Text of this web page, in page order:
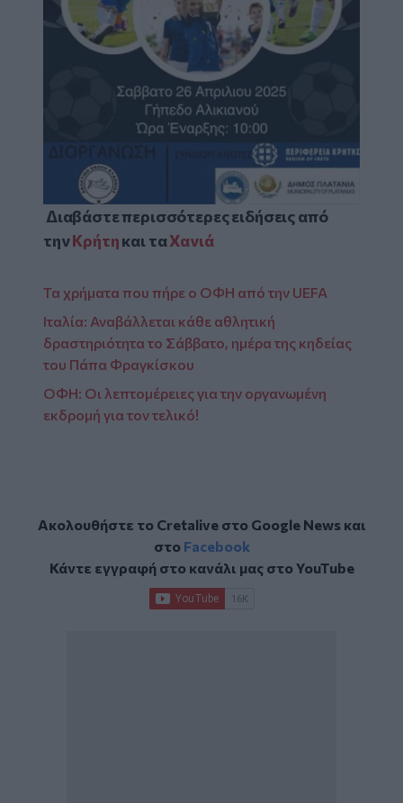
Διαβάστε περισσότερες ειδήσεις από
τηνΚρήτηκαι ταΧανιά
Τα χρήματα που πήρε ο ΟΦΗ από την UEFA
Ιταλία: Αναβάλλεται κάθε αθλητική
δραστηριότητα το Σάββατο, ημέρα της κηδείας
του Πάπα Φραγκίσκου
ΟΦΗ: Οι λεπτομέρειες για την οργανωμένη
εκδρομή για τον τελικό!
Ακολουθήστε το Cretalive στο Google Newsκαι
στο Facebook
Κάντε εγγραφή στο κανάλι μας στοYouTube